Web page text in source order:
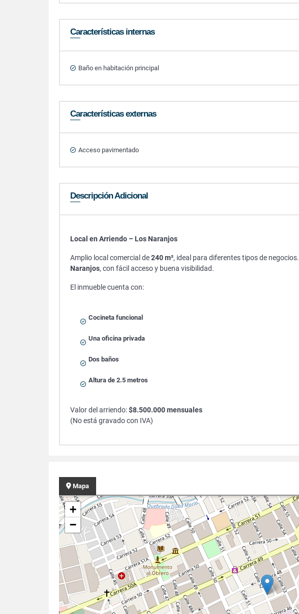
Características internas
Baño en habitación principal
Características externas
Acceso pavimentado
Descripción Adicional
Local en Arriendo – Los Naranjos
Amplio local comercial de240 m², ideal para diferentes tipos de
Naranjos, con fácil acceso y buena visibilidad.
El inmueble cuenta con:
Cocineta funcional
Una oficina privada
Dos baños
Altura de 2.5 metros
Valor del arriendo:$8.500.000 mensuales
(No está gravado con IVA)
Mapa
+
−